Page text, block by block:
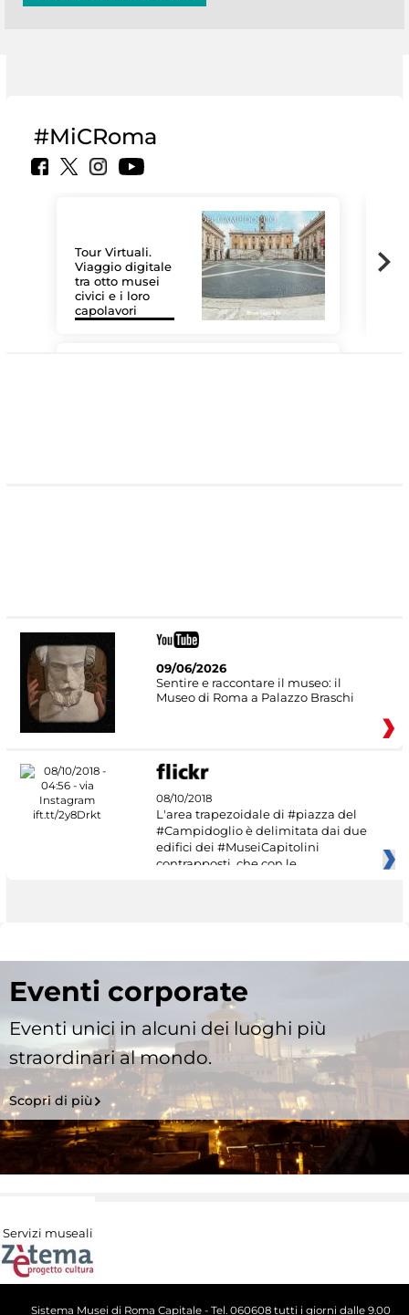
#MiCRoma
Tour Virtuali.
Viaggio digitale
tra otto musei
civici e i loro
capolavori
09/06/2026
Sentire e raccontare il museo: il
Museo di Roma a Palazzo Braschi
08/10/2018
L'area trapezoidale di #piazza del
#Campidoglio è delimitata dai due
edifici dei #MuseiCapitolini
contrapposti, che con le
Eventi corporate
Eventi unici in alcuni dei luoghi più
straordinari al mondo.
Scopri di più
Servizi museali
Sistema Musei di Roma Capitale - Tel. 060608 tutti i giorni dalle 9.00